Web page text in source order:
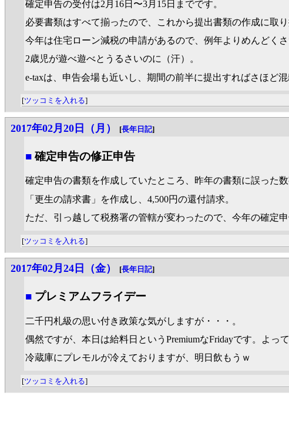
確定申告の受付は2月16日〜3月15日までです。
必要書類はすべて揃ったので、これから提出書類の作成に取
今年は住宅ローン減税の申請があるので、例年よりめんどくさ
2歳児が遊べ遊べとうるさいのに（汗）。
e-taxは、申告会場も近いし、期間の前半に提出すればさほど
[ツッコミを入れる]
2017年02月20日（月） [長年日記]
■確定申告の修正申告
確定申告の書類を作成していたところ、昨年の書類に誤った
「更生の請求書」を作成し、4,500円の還付請求。
ただ、引っ越して税務署の管轄が変わったので、今年の確定
[ツッコミを入れる]
2017年02月24日（金） [長年日記]
■ プレミアムフライデー
二千円札級の思い付き政策な気がしますが・・・。
偶然ですが、本日は給料日というPremiumなFridayです。よ
冷蔵庫にプレモルが冷えておりますが、明日飲もうｗ
[ツッコミを入れる]